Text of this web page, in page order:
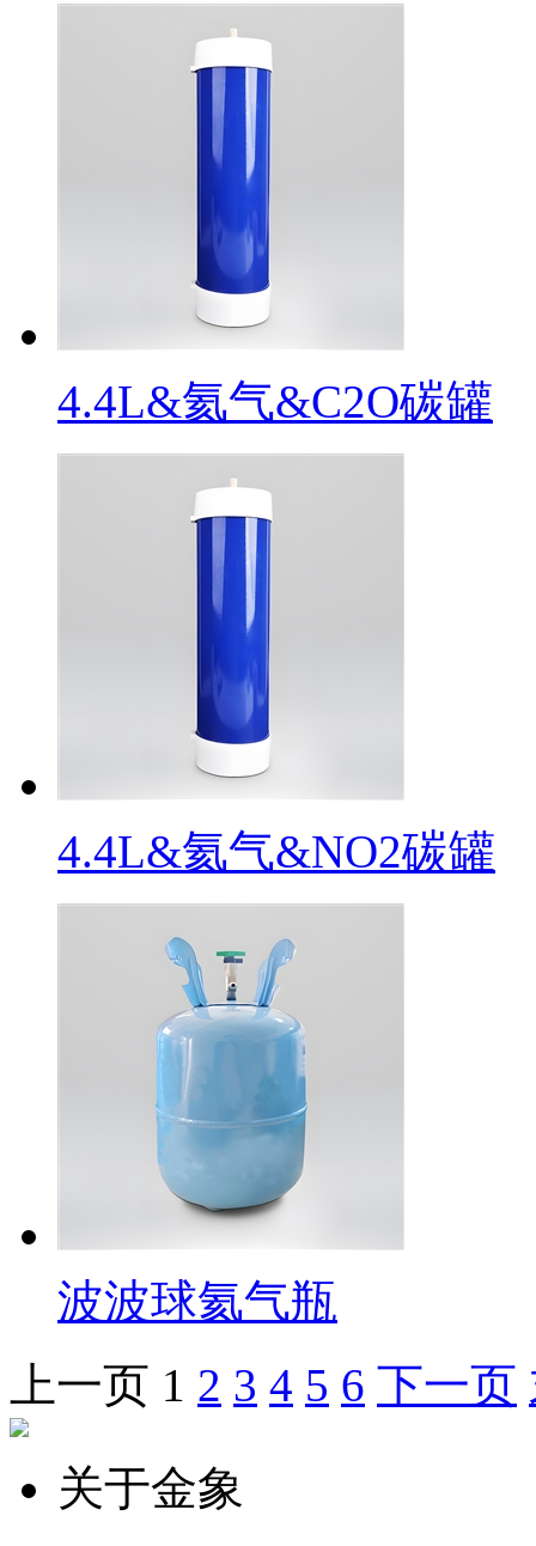
4.4L&氦气&C2O碳罐
4.4L&氦气&NO2碳罐
波波球氦气瓶
上一页 1 2 3 4 5 6 下一页
关于金象